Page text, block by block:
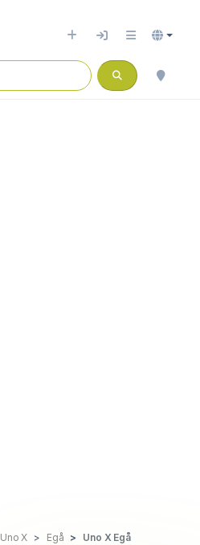
Uno X Egå Uno X Egå